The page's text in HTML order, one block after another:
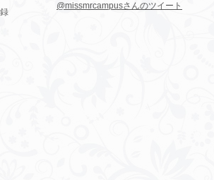
@missmrcampusさんのツイート